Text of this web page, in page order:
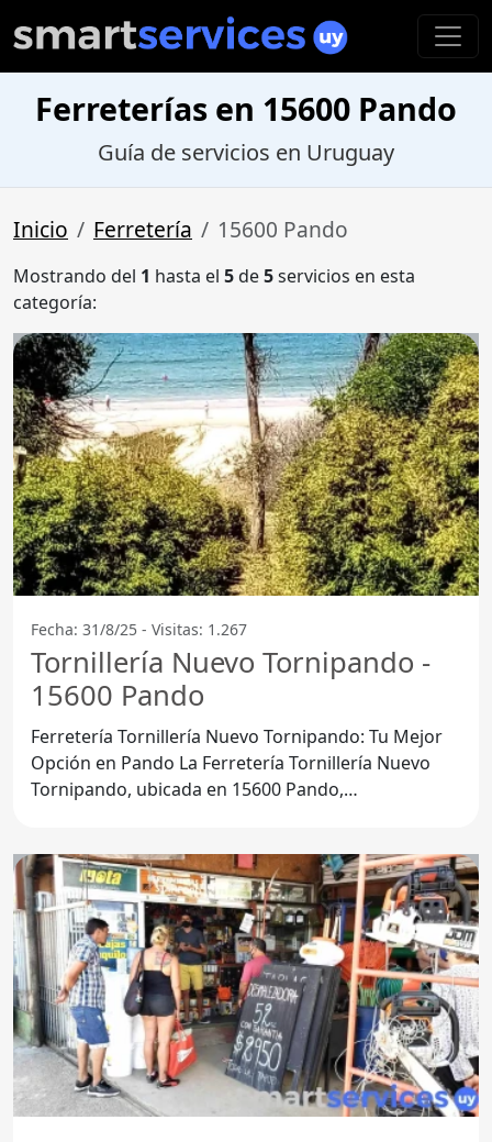
Ferreterías en 15600 Pando
Guía de servicios en Uruguay
Inicio Ferretería 15600 Pando
Mostrando del 1 hasta el 5de5servicios en esta
categoría:
Fecha: 31/8/25 - Visitas: 1.267
Tornillería Nuevo Tornipando -
15600 Pando
Ferretería Tornillería Nuevo Tornipando: Tu Mejor
Opción en Pando La Ferretería Tornillería Nuevo
Tornipando, ubicada en 15600 Pando,